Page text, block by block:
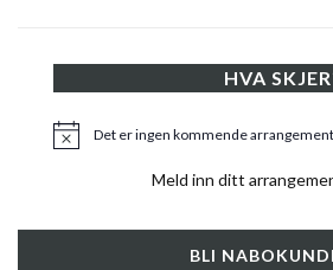
HVA
MerknadDet er ingen kommende
Meld inn ditt
BLI